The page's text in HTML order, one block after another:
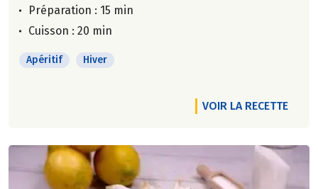
Préparation : 15 min
Cuisson : 20 min
Apéritif Hiver
VOIR LA RECETTE